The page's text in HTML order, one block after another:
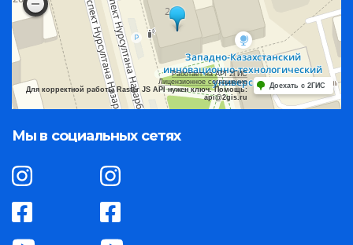
Работает на API 2ГИС
Лицензионное соглашение
Для корректной работы Raster JS API нужен ключ. Помощь:
api@2gis.ru
Доехать с 2ГИС
Мы в социальных сетях